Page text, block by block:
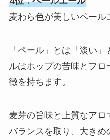
麦わら色が美しいペール
「ペール」とは「淡い
ルはホップの苦味とフ
徴を持ちます。
麦芽の旨味と上質なアロ
バランスを取り、大きめ